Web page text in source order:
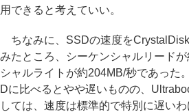
用できると考えていい。
ちなみに、SSDの速度を
みたところ、シーケンシャルリード
シャルライトが約204MB/秒であった
Dに比べるとやや遅いものの、
しては、速度は標準的で特別に遅い